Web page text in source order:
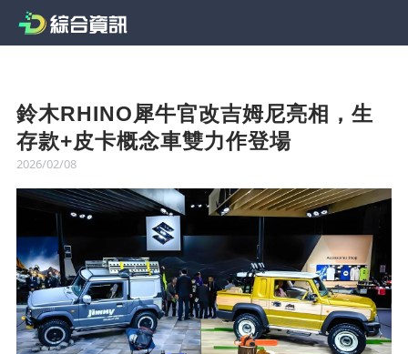
鈴木RHINO犀牛官改吉姆尼亮相，生
存款+皮卡概念車雙力作登場
2026/02/08